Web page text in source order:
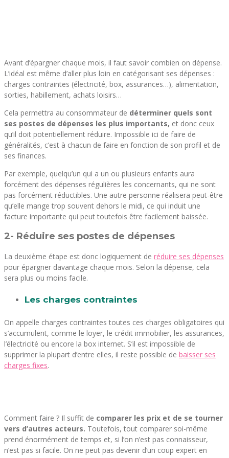
Avant d’épargner chaque mois, il faut savoir combien on dépense.
L’idéal est même d’aller plus loin en catégorisant ses dépenses :
charges contraintes (électricité, box, assurances…), alimentation,
sorties, habillement, achats loisirs…
Cela permettra au consommateur de déterminer quels sont
ses postes de dépenses les plus importants, et donc ceux
qu’il doit potentiellement réduire. Impossible ici de faire de
généralités, c’est à chacun de faire en fonction de son profil et de
ses finances.
Par exemple, quelqu’un qui a un ou plusieurs enfants aura
forcément des dépenses régulières les concernants, qui ne sont
pas forcément réductibles. Une autre personne réalisera peut-être
qu’elle mange trop souvent dehors le midi, ce qui induit une
facture importante qui peut toutefois être facilement baissée.
2- Réduire ses postes de dépenses
La deuxième étape est donc logiquement de réduire ses dépenses
pour épargner davantage chaque mois. Selon la dépense, cela
sera plus ou moins facile.
Les charges contraintes
On appelle charges contraintes toutes ces charges obligatoires qui
s’accumulent, comme le loyer, le crédit immobilier, les assurances,
l’électricité ou encore la box internet. S’il est impossible de
supprimer la plupart d’entre elles, il reste possible de baisser ses
charges fixes.
Comment faire ? Il suffit de comparer les prix et de se tourner
vers d’autres acteurs. Toutefois, tout comparer soi-même
prend énormément de temps et, si l’on n’est pas connaisseur,
n’est pas si facile. On ne peut pas devenir d’un coup expert en